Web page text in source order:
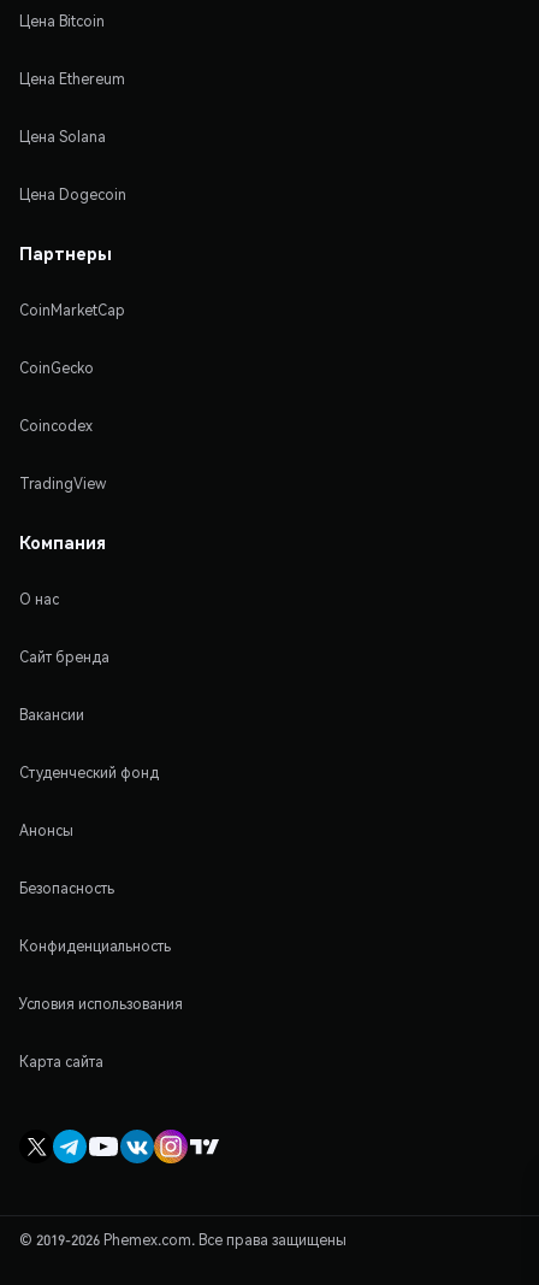
Цена Bitcoin
Цена Ethereum
Цена Solana
Цена Dogecoin
Партнеры
CoinMarketCap
CoinGecko
Coincodex
TradingView
Компания
О нас
Сайт бренда
Вакансии
Студенческий фонд
Анонсы
Безопасность
Конфиденциальность
Условия использования
Карта сайта
© 2019-2026 Phemex.com. Все права защищены